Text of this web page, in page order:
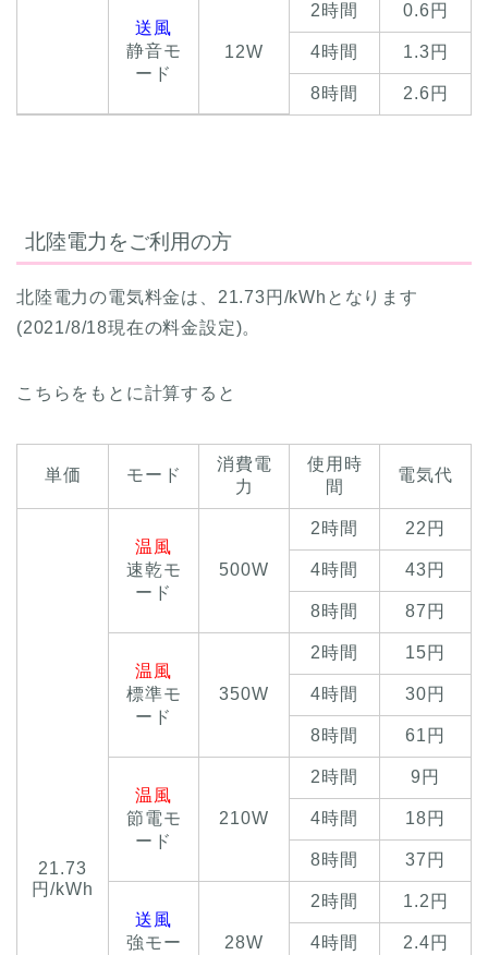
送風
静音モ
ード
12W
2時間 0.6円
4時間 1.3円
8時間 2.6円
北陸電力をご利用の方
北陸電力の電気料金は、21.73円/kWhとなります
(2021/8/18現在の料金設定)。
こちらをもとに計算すると
単価 モード
消費電
力
使用時
間
電気代
21.73
円/kWh
温風
速乾モ
ード
500W
2時間 22円
4時間 43円
8時間 87円
温風
標準モ
ード
350W
2時間 15円
4時間 30円
8時間 61円
温風
節電モ
ード
210W
2時間 9円
4時間 18円
8時間 37円
送風
強モー
28W
2時間 1.2円
4時間 2.4円